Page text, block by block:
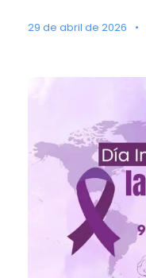
29 de abril de 2026 •